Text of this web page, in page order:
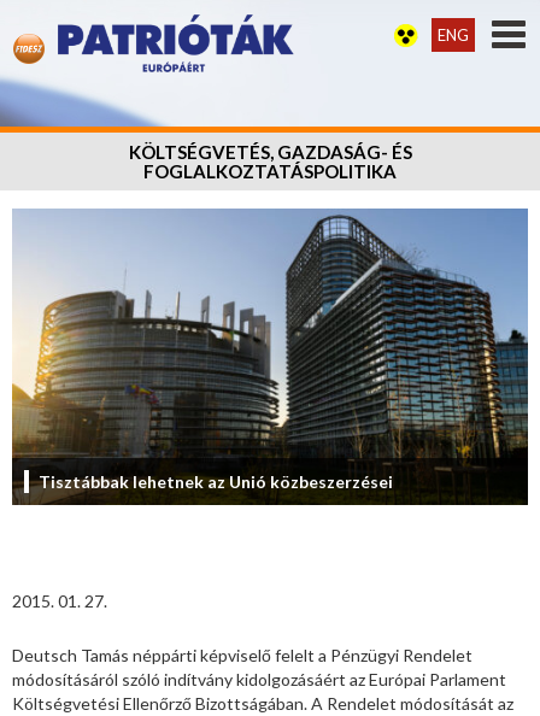
ENG
KÖLTSÉGVETÉS, GAZDASÁG- ÉS
FOGLALKOZTATÁSPOLITIKA
Tisztábbak lehetnek az Unió közbeszerzései
2015. 01. 27.
Deutsch Tamás néppárti képviselő felelt a Pénzügyi Rendelet
módosításáról szóló indítvány kidolgozásáért az Európai Parlament
Költségvetési Ellenőrző Bizottságában. A Rendelet módosítását az